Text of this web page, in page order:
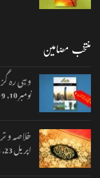
منتخب مضامین
وہی رہ
نومبر 10, 2019
خلاصہ و
اپریل 23, 2018